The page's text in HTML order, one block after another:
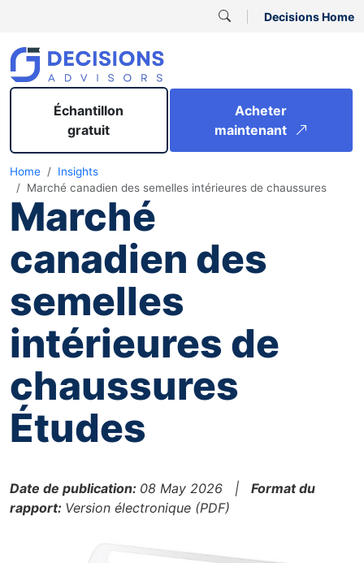
Decisions Home
Échantillon
gratuit
Acheter
maintenant
Home
Insights
Marché canadien des semelles intérieures de chaussures
Marché
canadien des
semelles
intérieures de
chaussures
Études
Date de publication: 08 May 2026 | Format du
rapport: Version électronique (PDF)